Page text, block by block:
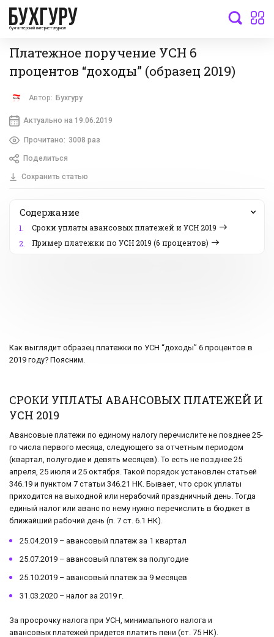
бухгалтерский интернет-журнал
Платежное поручение УСН 6
процентов “доходы” (образец 2019)
Автор: Бухгуру
Актуально на 19.06.2019
Прочитано: 3008 раз
Поделиться
Сохранить статью
Содержание
1.
Сроки уплаты авансовых платежей и УСН 2019
2.
Пример платежки по УСН 2019 (6 процентов)
Как выглядит образец платежки по УСН “доходы” 6 процентов в
2019 году? Поясним.
СРОКИ УПЛАТЫ АВАНСОВЫХ ПЛАТЕЖЕЙ И
УСН 2019
Авансовые платежи по единому налогу перечислите не позднее 25-
го числа первого месяца, следующего за отчетным периодом
(квартал, полугодие и девять месяцев). То есть не позднее 25
апреля, 25 июля и 25 октября. Такой порядок установлен статьей
346.19 и пунктом 7 статьи 346.21 НК. Бывает, что срок уплаты
приходится на выходной или нерабочий праздничный день. Тогда
единый налог или аванс по нему нужно перечислить в бюджет в
ближайший рабочий день (п. 7 ст. 6.1 НК).
25.04.2019 – авансовый платеж за 1 квартал
25.07.2019 – авансовый платеж за полугодие
25.10.2019 – авансовый платеж за 9 месяцев
31.03.2020 – налог за 2019 г.
За просрочку налога при УСН, минимального налога и
авансовых платежей придется платить пени (ст. 75 НК).